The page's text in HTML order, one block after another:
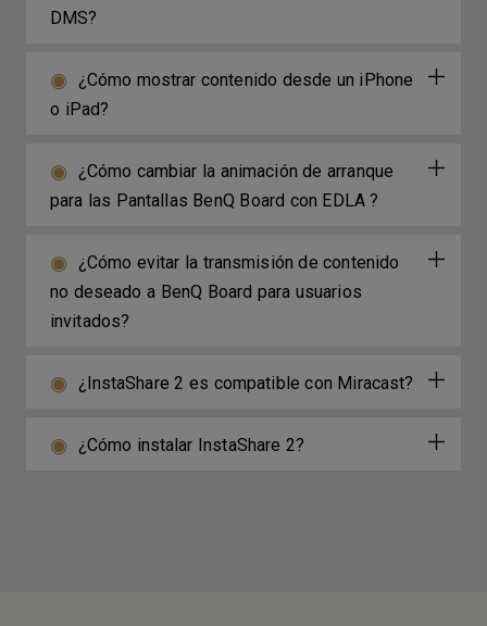
DMS?
¿Cómo mostrar contenido desde un iPhone
o iPad?
¿Cómo cambiar la animación de arranque
para las Pantallas BenQ Board con EDLA ?
¿Cómo evitar la transmisión de contenido
no deseado a BenQ Board para usuarios
invitados?
¿InstaShare 2 es compatible con Miracast?
¿Cómo instalar InstaShare 2?